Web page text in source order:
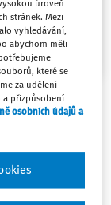
podniků
3). Jedná se
úroveň
stránek. Mezi
vyhledávání,
abychom měli
které se
za udělení
a přizpůsobení
osobních údajů a